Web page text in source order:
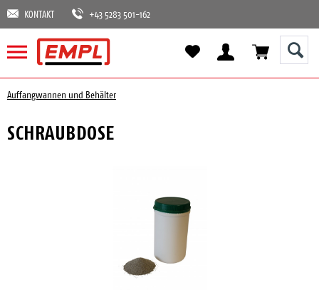
KONTAKT +43 5283 501-162
Auffangwannen und Behälter
SCHRAUBDOSE